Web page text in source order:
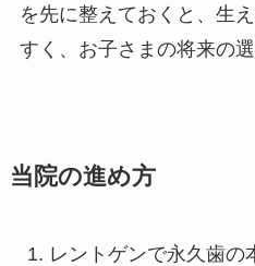
を先に整えておくと、生
すく、お子さまの将来の
当院の進め方
レントゲンで永久歯の